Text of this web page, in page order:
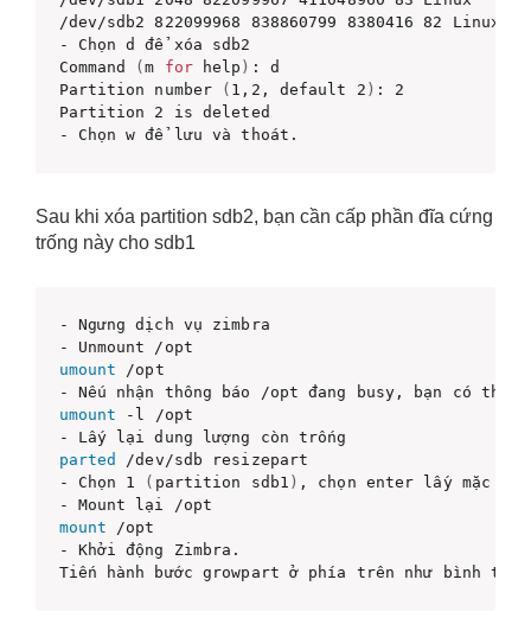
/dev/sdb2 822099968 838860799 8380416 82 Linux
- Chọn d để xóa sdb2
Command
(m for help ) : d
Partition number
( 1,2, default 2 ) : 2
Partition 2 is deleted
- Chọn w để lưu và thoát.
Sau khi xóa partition sdb2, bạn cần cấp phần đĩa cứng
trống này cho sdb1
- Ngưng dịch vụ zimbra
umount /opt
- Nếu nhận thông báo /opt đang busy, bạn có thể
umount -l /opt
parted
/dev/sdb resizepart
- Chọn 1
( partition sdb1 ) , chọn enter lấy mặc
mount /opt
- Khởi động Zimbra.
Tiến hành bước growpart ở phía trên như bình